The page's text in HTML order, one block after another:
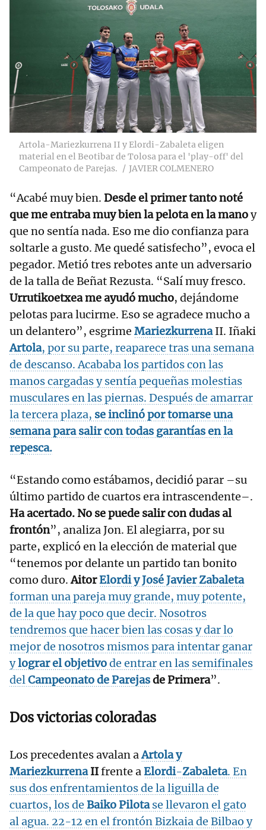
Artola-Mariezkurrena II y Elordi-Zabaleta eligen
material en el Beotibar de Tolosa para el 'play-off' del
Campeonato de Parejas.
JAVIER COLMENERO
“Acabé muy bien. Desde el primer tanto noté
que me entraba muy bien la pelota en la manoy
que no sentía nada. Eso me dio confianza para
soltarle a gusto. Me quedé satisfecho”, evoca el
pegador. Metió tres rebotes ante un adversario
de la talla de Beñat Rezusta. “Salí muy fresco.
Urrutikoetxea me ayudó mucho, dejándome
pelotas para lucirme. Eso se agradece mucho a
un delantero”, esgrime Mariezkurrena II. Iñaki
Artola, por su parte, reaparece tras una semana
de descanso. Acababa los partidos con las
manos cargadas y sentía pequeñas molestias
musculares en las piernas. Después de amarrar
la tercera plaza, se inclinó por tomarse una
semana para salir con todas garantías en la
repesca.
“Estando como estábamos, decidió parar –su
último partido de cuartos era intrascendente–.
Ha acertado. No se puede salir con dudas al
frontón”, analiza Jon. El alegiarra, por su
parte, explicó en la elección de material que
“tenemos por delante un partido tan bonito
como duro.AitorElordiy José JavierZabaleta
forman una pareja muy grande, muy potente,
de la que hay poco que decir. Nosotros
tendremos que hacer bien las cosas y dar lo
mejor de nosotros mismos para intentar ganar
ylograr el objetivode entrar en las semifinales
delCampeonato de Parejasde Primera”.
Dos victorias coloradas
Los precedentes avalan aArtolay
MariezkurrenaIIfrente aElordi-Zabaleta. En
sus dos enfrentamientos de la liguilla de
cuartos, los de Baiko Pilotase llevaron el gato
al agua. 22-12 en el frontón Bizkaia de Bilbao y